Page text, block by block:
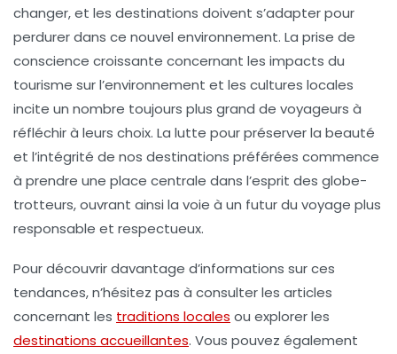
changer, et les destinations doivent s’adapter pour
perdurer dans ce nouvel environnement. La prise de
conscience croissante concernant les impacts du
tourisme sur l’environnement et les cultures locales
incite un nombre toujours plus grand de voyageurs à
réfléchir à leurs choix. La lutte pour préserver la beauté
et l’intégrité de nos destinations préférées commence
à prendre une place centrale dans l’esprit des globe-
trotteurs, ouvrant ainsi la voie à un futur du voyage plus
responsable et respectueux.
Pour découvrir davantage d’informations sur ces
tendances, n’hésitez pas à consulter les articles
concernant les traditions locales ou explorer les
destinations accueillantes. Vous pouvez également